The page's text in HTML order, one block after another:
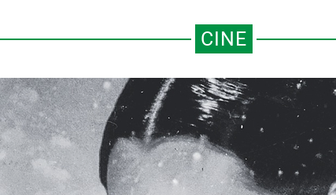
CINE
LOS “SCHINDLERS”